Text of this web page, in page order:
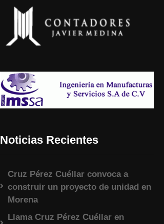
Noticias Recientes
Cruz Pérez Cuéllar convoca a
construir un proyecto de unidad en
Morena
Llama Cruz Pérez Cuéllar en